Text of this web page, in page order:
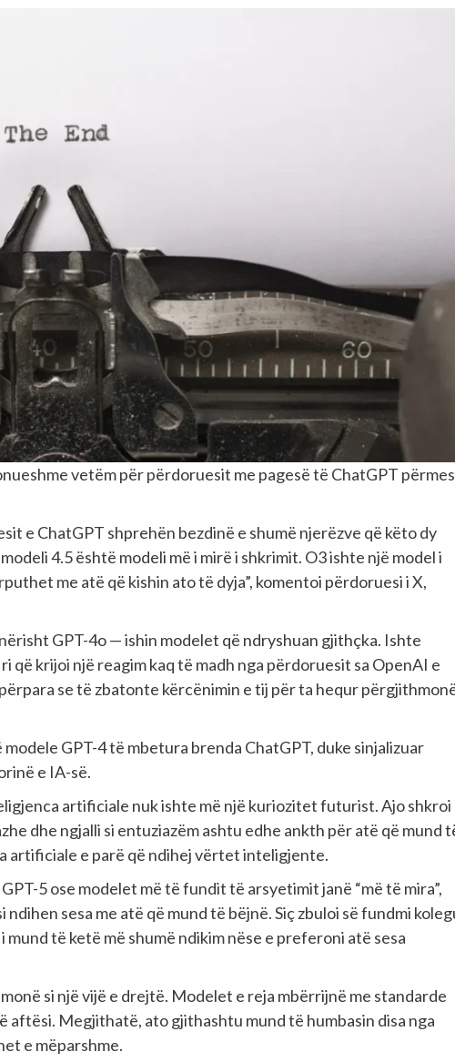
vetëm për përdoruesit me pagesë të ChatGPT përmes
e ChatGPT shprehën bezdinë e shumë njerëzve që këto dy
4.5 është modeli më i mirë i shkrimit. O3 ishte një model i
me atë që kishin ato të dyja”, komentoi përdoruesi i X,
GPT-4o — ishin modelet që ndryshuan gjithçka. Ishte
që krijoi një reagim kaq të madh nga përdoruesit sa OpenAI e
se të zbatonte kërcënimin e tij për ta hequr
GPT-4 të mbetura brenda ChatGPT, duke sinjalizuar
e IA-së.
artificiale nuk ishte më një kuriozitet futurist. Ajo shkroi
dhe ngjalli si entuziazëm ashtu edhe ankth për atë që mund
artificiale e parë që ndihej vërtet inteligjente.
5 ose modelet më të fundit të arsyetimit janë “më të mira”,
sesa me atë që mund të bëjnë. Siç zbuloi së fundmi
të ketë më shumë ndikim nëse e preferoni atë sesa
si një vijë e drejtë. Modelet e reja mbërrijnë me standarde
aftësi. Megjithatë, ato gjithashtu mund të humbasin disa nga
e mëparshme.